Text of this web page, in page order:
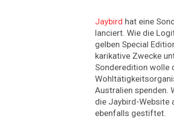
Jaybird hat eine
lanciert. Wie die
gelben Special
karikative Zwecke
Sonderedition wolle
Australien spenden.
die Jaybird-Website
ebenfalls gestiftet.